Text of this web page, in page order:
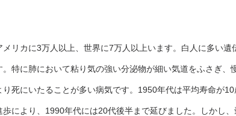
リカに3万人以上、世界に7万人以上います。白人に多い遺
特に肺において粘り気の強い分泌物が細い気道をふさぎ、
死にいたることが多い病気です。1950年代は平均寿命が
により、1990年代には20代後半まで延びました。しかし